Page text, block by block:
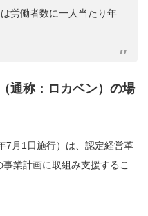
労働者数に一人当たり年
通称：ロカベン）の場
7月1日施行）は、認定経営革
業計画に取組み支援するこ